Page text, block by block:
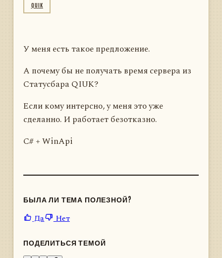
QUIK
У меня есть такое предложение.
А почему бы не получать время сервера из
Статусбара QIUK?
Если кому интерсно, у меня это уже
сделанно. И работает безотказно.
C# + WinApi
БЫЛА ЛИ ТЕМА ПОЛЕЗНОЙ?
Да Нет
ПОДЕЛИТЬСЯ ТЕМОЙ